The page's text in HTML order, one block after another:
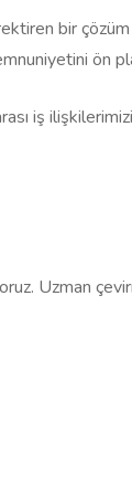
bir
ön
iş
Uzman